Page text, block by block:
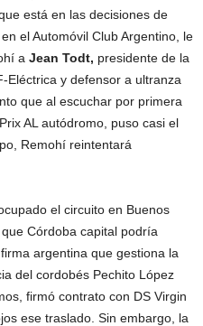
está en las decisiones de
el Automóvil Club Argentino, le
a Jean Todt, presidente de la
Eléctrica y defensor a ultranza
que al escuchar por primera
AL autódromo, puso casi el
Remohí reintentará
el circuito en Buenos
Córdoba capital podría
argentina que gestiona la
del cordobés Pechito López
firmó contrato con DS Virgin
ese traslado. Sin embargo, la